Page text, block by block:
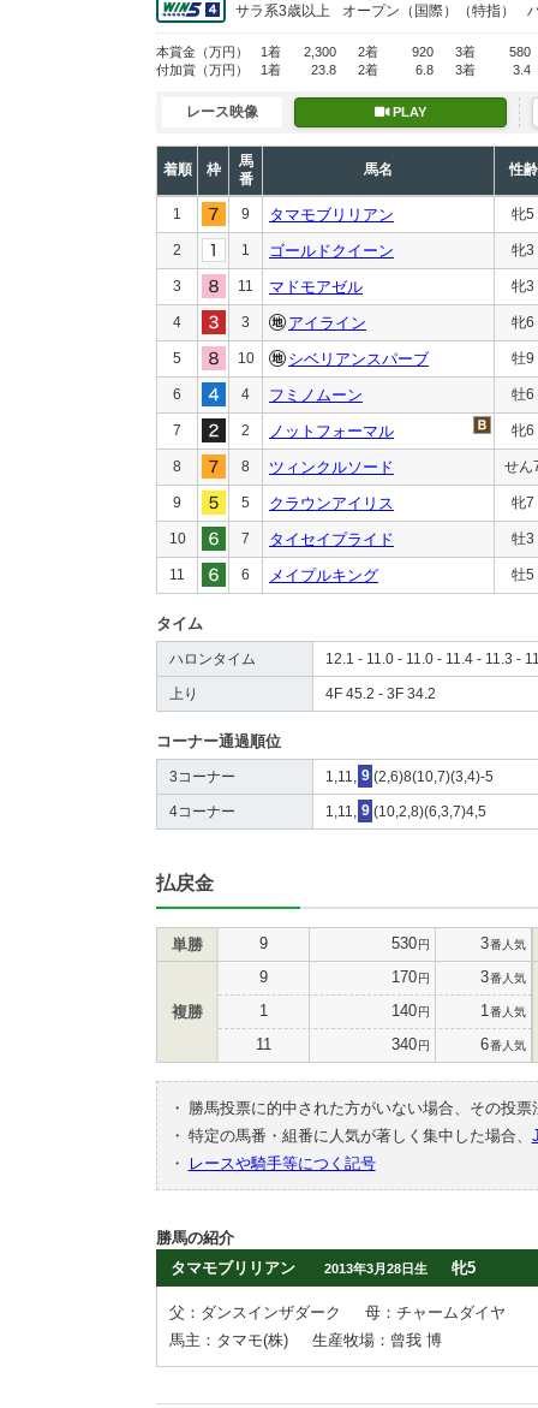
サラ系3歳以上 オープン （国際）（特指）
本賞金 （万円） 1着 2,300 2着 920 3着
580
付加賞 （万円） 1着 23.8 2着 6.8 3着 3.4
レース映像 PLAY
着順 枠
馬
番
馬名 性齢
1 9 タマモブリリアン 牝5
2 1 ゴールドクイーン 牝3
3 11 マドモアゼル 牝3
4 3 アイライン 牝6
5 10 シベリアンスパーブ 牡9
6 4 フミノムーン 牡6
7 2 ノットフォーマル 牝6
8 8 ツィンクルソード せん
9 5 クラウンアイリス 牝7
10 7 タイセイプライド 牡3
11 6 メイプルキング 牡5
タイム
ハロンタイム 12.1 - 11.0 - 11.0 - 11.4 - 11.3 -
上り 4F 45.2 - 3F 34.2
コーナー通過順位
3コーナー 1,11, 9 (2,6)8(10,7)(3,4)-5
4コーナー 1,11, 9 (10,2,8)(6,3,7)4,5
払戻金
単勝 9 530円 3番人気
複勝
9 170円 3番人気
1 140円 1 番人気
11 340円 6番人気
・
勝馬投票に的中された方がいない場合、その投
・ 特定の馬番・組番に人気が著しく集中した場合、
・
レースや騎手等につく記号
勝馬の紹介
タマモブリリアン
2013年3月28日生 牝5
父：ダンスインザダーク
母：チャームダイヤ
馬主：タマモ(株)
生産牧場：曾我 博